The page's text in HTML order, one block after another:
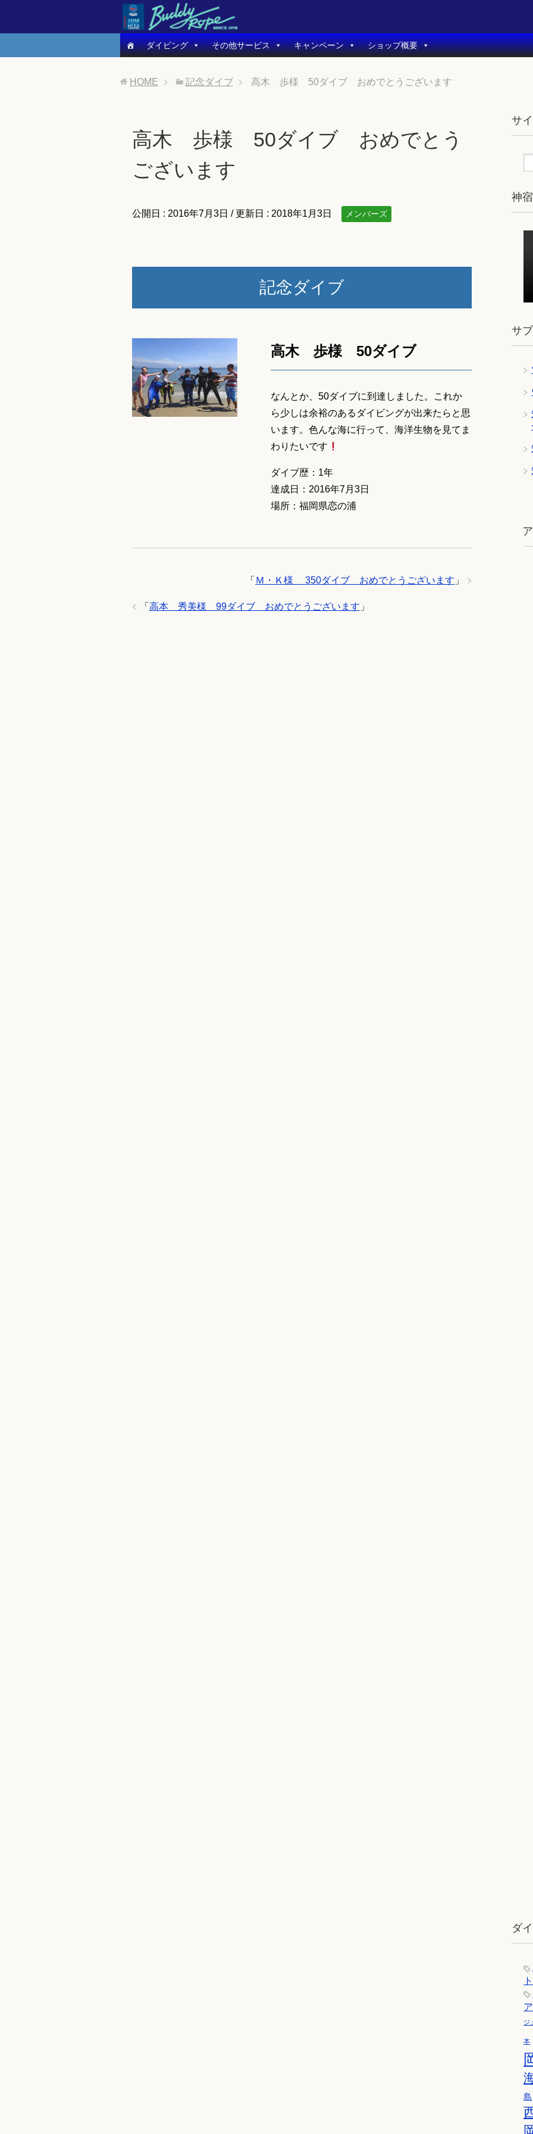
ダイビング その他サービス キャンペーン ショップ概要
HOME 記念ダイブ 高木 歩様 50ダイブ おめでとうございます
高木 歩様 50ダイブ おめでとう
ございます
公開日 : 2016年7月3日 / 更新日 : 2018年1月3日 メンバーズ
記念ダイブ
高木 歩様 50ダイブ
なんとか、50ダイブに到達しました。これか
ら少しは余裕のあるダイビングが出来たらと思
います。色んな海に行って、海洋生物を見てま
わりたいです
ダイブ歴：1年
達成日：2016年7月3日
場所：福岡県恋の浦
「 Ｍ・Ｋ様 350ダイブ おめでとうございます 」
「 高本 秀美様 99ダイブ おめでとうございます 」
サ
神
サ
ツ
ダ
ジ
本
島